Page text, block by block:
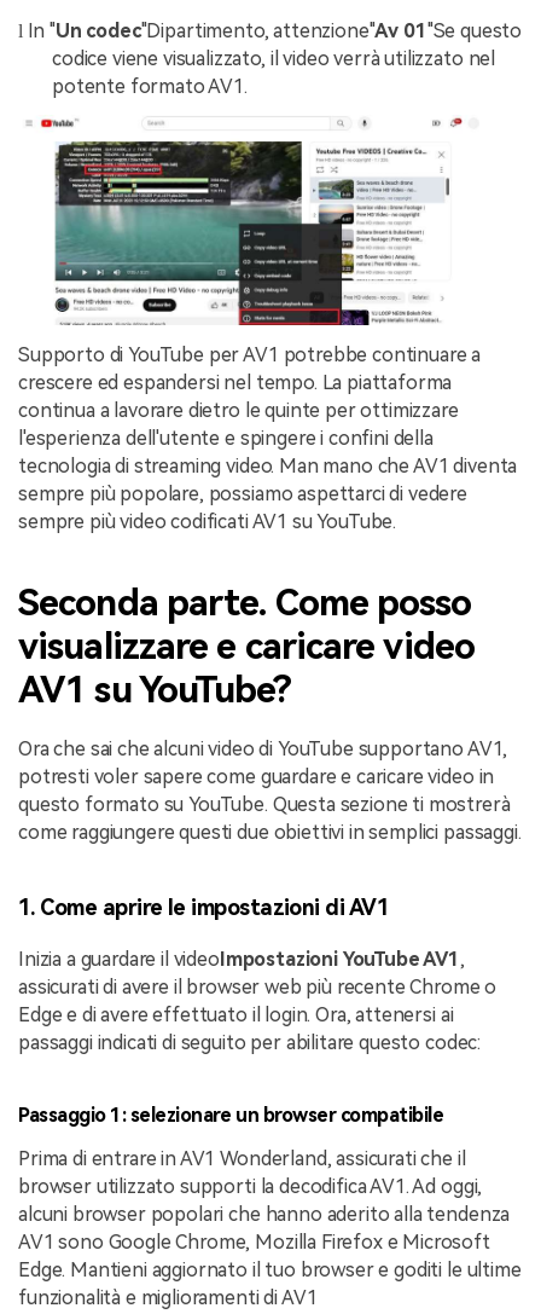
l In "Un codec"Dipartimento, attenzione"Av 01"Se questo
codice viene visualizzato, il video verrà utilizzato nel
potente formato AV1.
Supporto di YouTube per AV1 potrebbe continuare a
crescere ed espandersi nel tempo. La piattaforma
continua a lavorare dietro le quinte per ottimizzare
l'esperienza dell'utente e spingere i confini della
tecnologia di streaming video. Man mano che AV1 diventa
sempre più popolare, possiamo aspettarci di vedere
sempre più video codificati AV1 su YouTube.
Seconda parte. Come posso
visualizzare e caricare video
AV1 su YouTube?
Ora che sai che alcuni video di YouTube supportano AV1,
potresti voler sapere come guardare e caricare video in
questo formato su YouTube. Questa sezione ti mostrerà
come raggiungere questi due obiettivi in semplici passaggi.
1. Come aprire le impostazioni di AV1
Inizia a guardare il videoImpostazioni YouTube AV1,
assicurati di avere il browser web più recente Chrome o
Edge e di avere effettuato il login. Ora, attenersi ai
passaggi indicati di seguito per abilitare questo codec:
Passaggio 1: selezionare un browser compatibile
Prima di entrare in AV1 Wonderland, assicurati che il
browser utilizzato supporti la decodifica AV1. Ad oggi,
alcuni browser popolari che hanno aderito alla tendenza
AV1 sono Google Chrome, Mozilla Firefox e Microsoft
Edge. Mantieni aggiornato il tuo browser e goditi le ultime
funzionalità e miglioramenti di AV1